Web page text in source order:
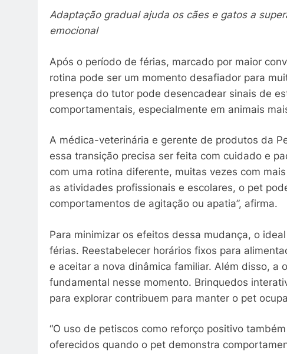
Adaptação gradual ajuda os cães e gatos a
emocional
Após o período de férias, marcado por maior
rotina pode ser um momento desafiador para
presença do tutor pode desencadear sinais de
comportamentais, especialmente em animais
A médica-veterinária e gerente de produtos da
essa transição precisa ser feita com cuidado e
com uma rotina diferente, muitas vezes com
as atividades profissionais e escolares, o pet
comportamentos de agitação ou apatia”, afirma.
Para minimizar os efeitos dessa mudança, o
férias. Reestabelecer horários fixos para
e aceitar a nova dinâmica familiar. Além disso, a
fundamental nesse momento. Brinquedos
para explorar contribuem para manter o pet
“O uso de petiscos como reforço positivo
oferecidos quando o pet demonstra